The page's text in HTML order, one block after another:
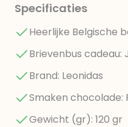
Specificaties
Heerlijke Belgische
Brievenbus cadeau:
Brand: Leonidas
Smaken chocolade:
Gewicht (gr): 120 gr